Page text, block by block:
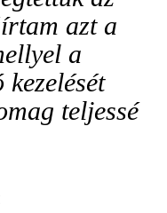
azt a
a
teljessé